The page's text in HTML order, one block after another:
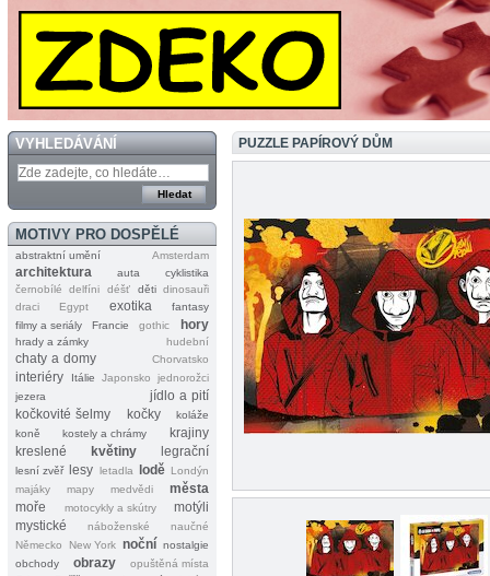
VYHLEDÁVÁNÍ
MOTIVY PRO DOSPĚLÉ
abstraktní umění Amsterdam
architektura auta
cyklistika
černobílé
delfíni déšť děti dinosauři
draci
Egypt exotika
fantasy
filmy a seriály
Francie gothic hory
hrady a zámky hudební
chaty a domy Chorvatsko
interiéry Itálie Japonsko
jednorožci
jezera
jídlo a pití
kočkovité šelmy
kočky
koláže
koně
kostely a chrámy
krajiny
kreslené
květiny legrační
lesní zvěř lesy letadla lodě Londýn
majáky
mapy medvědi
města
moře
motocykly a skútry
motýli
mystické
náboženské
naučné
Německo
New York noční nostalgie
obchody
obrazy
opuštěná místa
PUZZLE PAPÍROVÝ DŮM